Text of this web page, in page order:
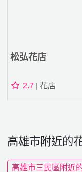
松弘花店
2.7 | 花店
高雄市附近的
高雄市三民區附近